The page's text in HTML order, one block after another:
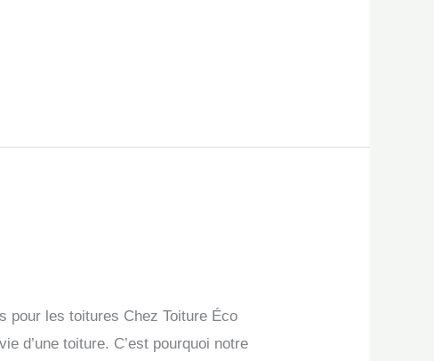
pour les toitures Chez Toiture Éco
d’une toiture. C’est pourquoi notre